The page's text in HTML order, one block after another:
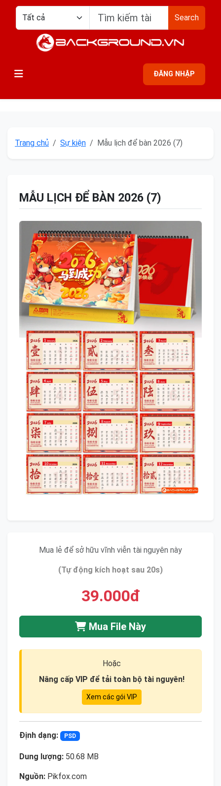
Search
ĐĂNG NHẬP
Trang chủ Sự kiện Mẫu lịch để bàn 2026 (7)
MẪU LỊCH ĐỂ BÀN 2026 (7)
Mua lẻ để sở hữu vĩnh viễn tài nguyên này
(Tự động kích hoạt sau 20s)
39.000đ
Mua File Này
Hoặc
Nâng cấp VIP để tải toàn bộ tài nguyên!
Xem các gói VIP
Định dạng: PSD
Dung lượng: 50.68 MB
Nguồn: Pikfox.com